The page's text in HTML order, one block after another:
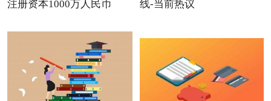
注册资本1000万人民币
线-当前热议